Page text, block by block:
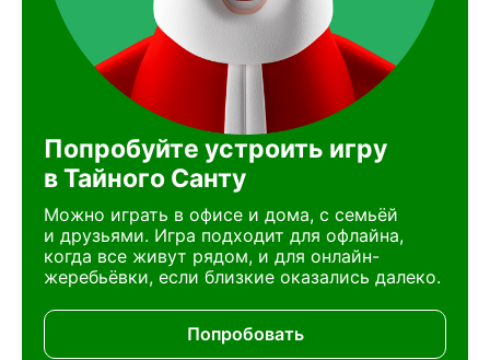
Попробуйте устроить игру
в Тайного Санту
Можно играть в офисе и дома, с семьёй
и друзьями. Игра подходит для офлайна,
когда все живут рядом, и для онлайн-
жеребьёвки, если близкие оказались далеко.
Попробовать